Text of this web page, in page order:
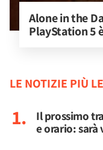
Alone in the
PlayStation 5
LE NOTIZIE PIÙ
Il prossimo
e orario: